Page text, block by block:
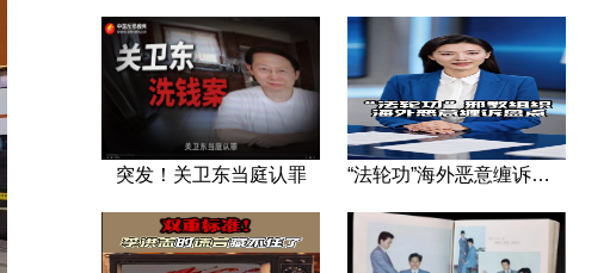
突发！关卫东当庭认罪 “法轮功”海外恶意缠诉盘点